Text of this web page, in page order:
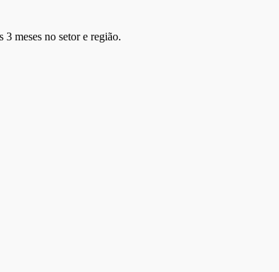
3 meses no setor e região.